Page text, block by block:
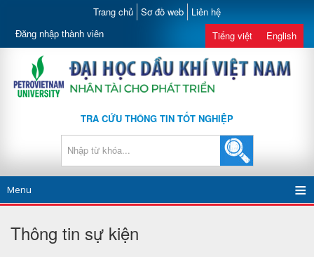
Trang chủ Sơ đồ web Liên hệ
Đăng nhập thành viên Tiếng việt English
TRA CỨU THÔNG TIN TỐT NGHIỆP
Menu
Thông tin sự kiện